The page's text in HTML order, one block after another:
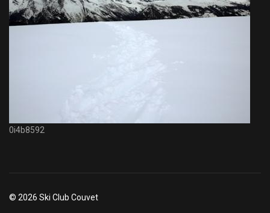
0i4b8592
© 2026 Ski Club Couvet